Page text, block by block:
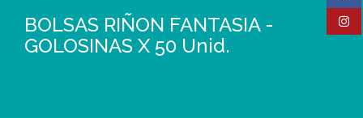
CONTACTO
BOLSAS RIÑON FANTASIA -
GOLOSINAS X 50 Unid.